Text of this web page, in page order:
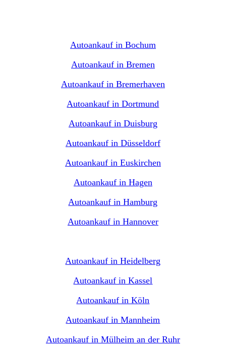
Autoankauf in Bochum
Autoankauf in Bremen
Autoankauf in Bremerhaven
Autoankauf in Dortmund
Autoankauf in Duisburg
Autoankauf in Düsseldorf
Autoankauf in Euskirchen
Autoankauf in Hagen
Autoankauf in Hamburg
Autoankauf in Hannover
Autoankauf in Heidelberg
Autoankauf in Kassel
Autoankauf in Köln
Autoankauf in Mannheim
Autoankauf in Mülheim an der Ruhr